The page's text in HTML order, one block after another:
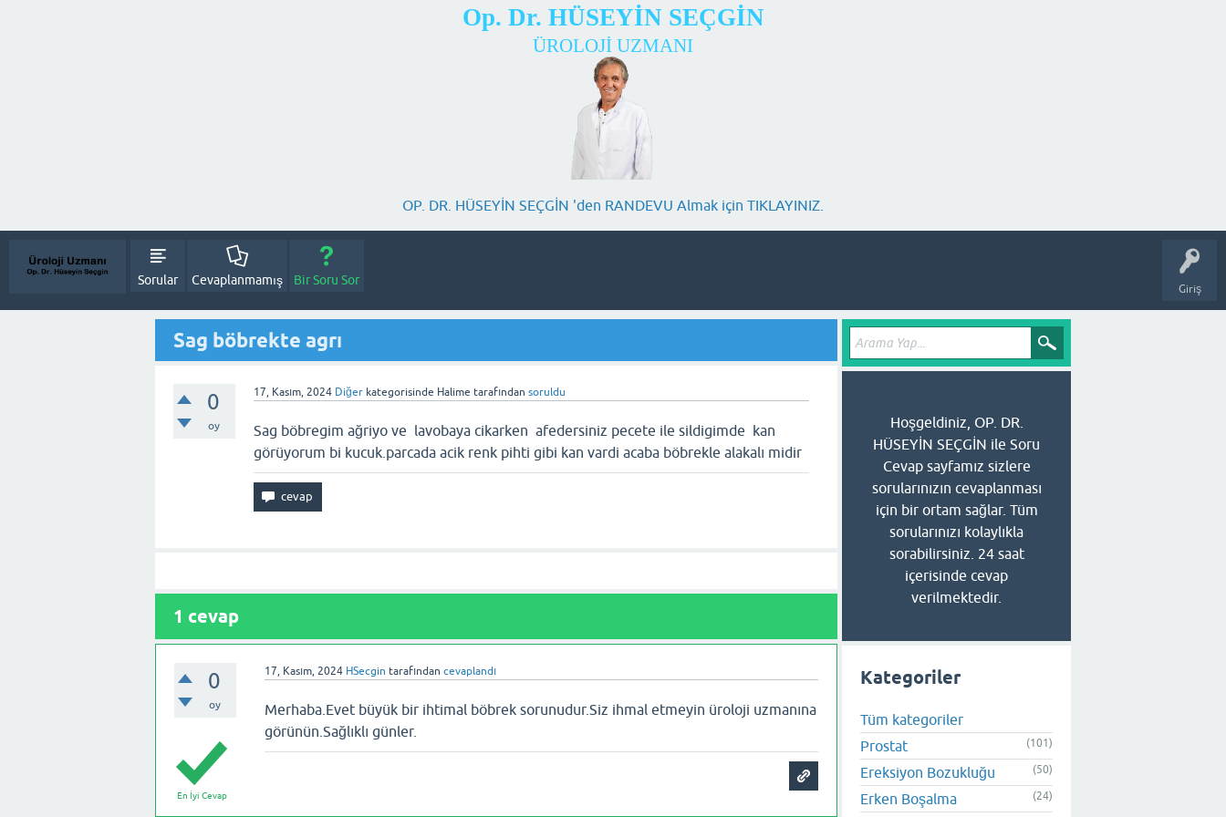
Op. Dr. HÜSEYİN SEÇGİN
ÜROLOJİ UZMANI
OP. DR. HÜSEYİN SEÇGİN 'den RANDEVU Almak için TIKLAYINIZ.
Giriş
Sorular Cevaplanmamış Bir Soru Sor
Sag böbrekte agrı
0
oy
17, Kasım, 2024 Diğer kategorisinde Halime tarafından soruldu
Sag böbregim ağriyo ve lavobaya cikarken afedersiniz pecete ile sildigimde kan
görüyorum bi kucuk.parcada acik renk pihti gibi kan vardi acaba böbrekle alakalı midir
1 cevap
0
oy
17, Kasım, 2024 HSecgin tarafından cevaplandı
En İyi Cevap
Merhaba.Evet büyük bir ihtimal böbrek sorunudur.Siz ihmal etmeyin üroloji uzmanına
görünün.Sağlıklı günler.
Hoşgeldiniz, OP. DR.
HÜSEYİN SEÇGİN ile Soru
Cevap sayfamız sizlere
sorularınızın cevaplanması
için bir ortam sağlar. Tüm
sorularınızı kolaylıkla
sorabilirsiniz. 24 saat
içerisinde cevap
verilmektedir.
Kategoriler
Tüm kategoriler
Prostat
(101)
Ereksiyon Bozukluğu (50)
Erken Boşalma (24)